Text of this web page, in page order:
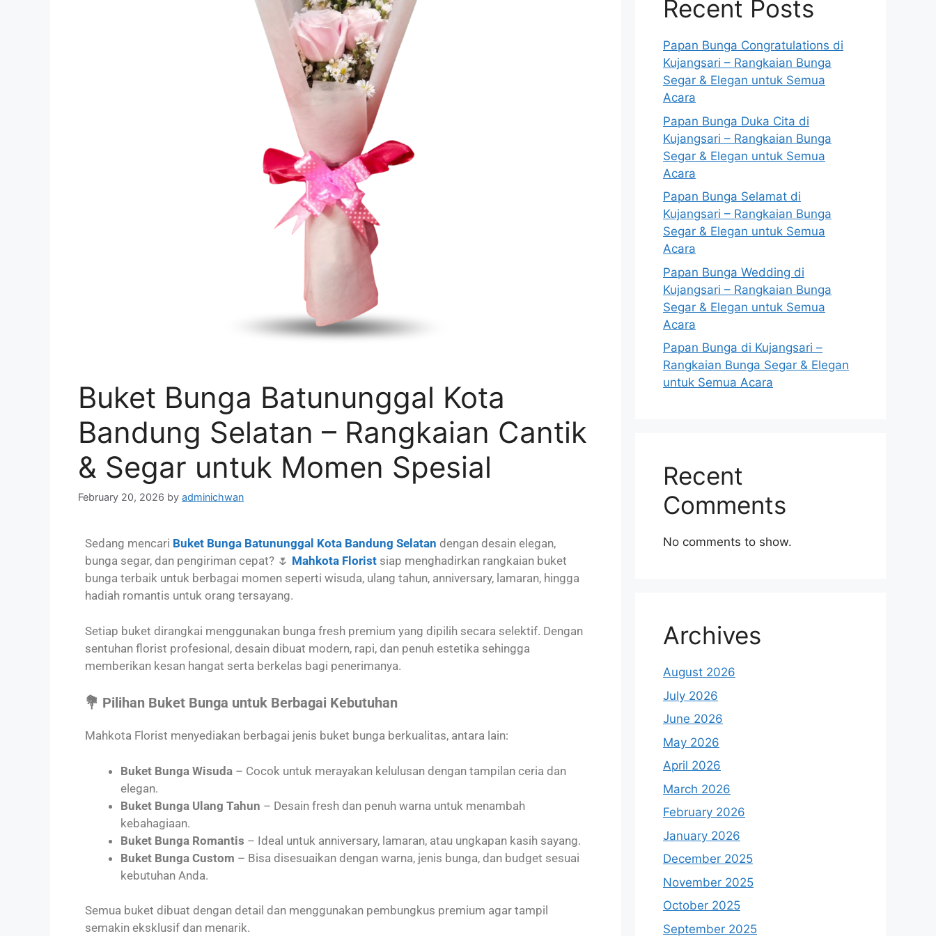
Buket Bunga Batununggal Kota
Bandung Selatan – Rangkaian Cantik
& Segar untuk Momen Spesial
February 20, 2026 by adminichwan
Sedang mencari Buket Bunga Batununggal Kota Bandung Selatan dengan desain elegan,
bunga segar, dan pengiriman cepat? 🌷 Mahkota Florist siap menghadirkan rangkaian buket
bunga terbaik untuk berbagai momen seperti wisuda, ulang tahun, anniversary, lamaran, hingga
hadiah romantis untuk orang tersayang.
Setiap buket dirangkai menggunakan bunga fresh premium yang dipilih secara selektif. Dengan
sentuhan florist profesional, desain dibuat modern, rapi, dan penuh estetika sehingga
memberikan kesan hangat serta berkelas bagi penerimanya.
💐 Pilihan Buket Bunga untuk Berbagai Kebutuhan
Mahkota Florist menyediakan berbagai jenis buket bunga berkualitas, antara lain:
Buket Bunga Wisuda – Cocok untuk merayakan kelulusan dengan tampilan ceria dan
elegan.
Buket Bunga Ulang Tahun – Desain fresh dan penuh warna untuk menambah
kebahagiaan.
Buket Bunga Romantis – Ideal untuk anniversary, lamaran, atau ungkapan kasih sayang.
Buket Bunga Custom – Bisa disesuaikan dengan warna, jenis bunga, dan budget sesuai
kebutuhan Anda.
Semua buket dibuat dengan detail dan menggunakan pembungkus premium agar tampil
semakin eksklusif dan menarik.
Recent Posts
Papan Bunga Congratulations di
Kujangsari – Rangkaian Bunga
Segar & Elegan untuk Semua
Acara
Papan Bunga Duka Cita di
Kujangsari – Rangkaian Bunga
Segar & Elegan untuk Semua
Acara
Papan Bunga Selamat di
Kujangsari – Rangkaian Bunga
Segar & Elegan untuk Semua
Acara
Papan Bunga Wedding di
Kujangsari – Rangkaian Bunga
Segar & Elegan untuk Semua
Acara
Papan Bunga di Kujangsari –
Rangkaian Bunga Segar & Elegan
untuk Semua Acara
Recent
Comments
No comments to show.
Archives
August 2026
July 2026
June 2026
May 2026
April 2026
March 2026
February 2026
January 2026
December 2025
November 2025
October 2025
September 2025